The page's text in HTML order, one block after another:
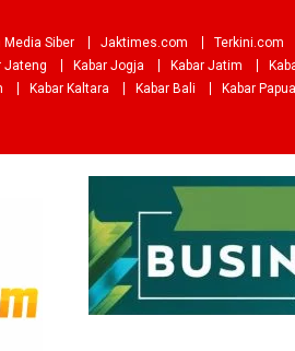
Media Siber Jaktimes.com Terkini.com
Jateng Kabar Jogja Kabar Jatim
Kabar Kaltara Kabar Bali Kabar Papua